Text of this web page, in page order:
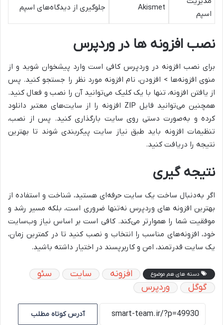
اسپم
Akismet جلوگیری از دیدگاه‌های اسپم
نصب افزونه ها در وردپرس
برای نصب افزونه در وردپرس کافی است وارد پیشخوان شوید و از
منوی افزونه‌ها > افزودن، نام افزونه مورد نظر را جستجو کنید. پس
از یافتن افزونه، تنها با یک کلیک می‌توانید آن را نصب و فعال کنید.
همچنین می‌توانید فایل ZIP افزونه را از سایت‌های معتبر دانلود
کرده و به‌صورت دستی روی سایت بارگذاری کنید. پس از نصب،
تنظیمات افزونه باید طبق نیاز سایت پیکربندی شوند تا بهترین
نتیجه را دریافت کنید.
نتیجه گیری
اگر به‌دنبال ساخت یک سایت حرفه‌ای هستید، شناخت و استفاده از
بهترین افزونه های وردپرس نه‌تنها ضروری است، بلکه مسیر رشد و
موفقیت شما را هموارتر می‌کند. کافی است بر اساس نیاز وب‌سایت
خود، افزونه‌های مناسب را انتخاب و نصب کنید تا در کمترین زمان،
یک سایت قدرتمند، امن و کاربرپسند در اختیار داشته باشید.
دسته های هم موضوع افزونه سایت
سئو
گوگل
وردپرس
آدرس کوتاه مطلب